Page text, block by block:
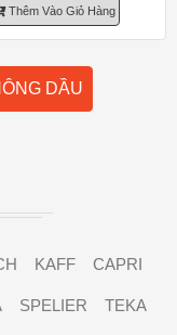
Thêm Vào Giỏ Hàng
DẦU
KAFF CAPRI
SPELIER TEKA